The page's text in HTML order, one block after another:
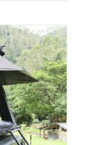
de
l’aéroport
de
Stansted
à
Londres
(train,
bus